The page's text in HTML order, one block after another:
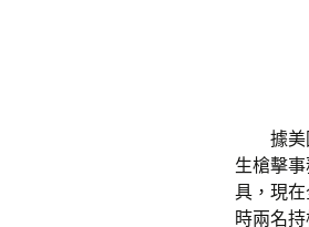
據美國
生槍擊
具，現
時兩名